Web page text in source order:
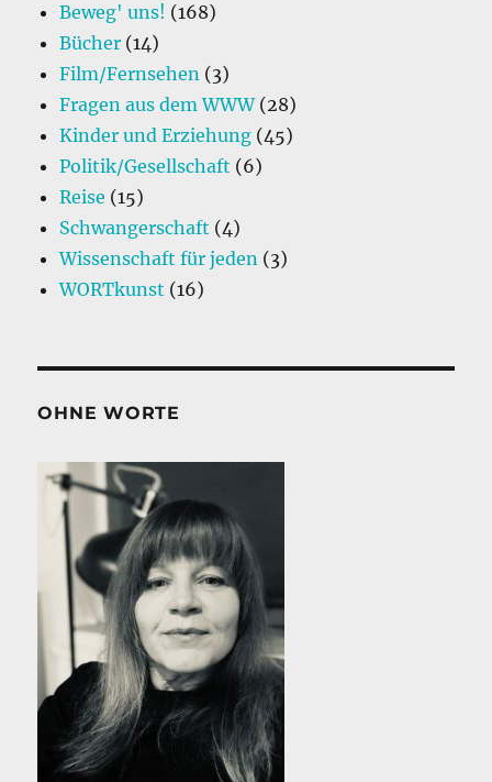
Beweg' uns! (168)
Bücher (14)
Film/Fernsehen (3)
Fragen aus dem WWW(28)
Kinder und Erziehung (45)
Politik/Gesellschaft (6)
Reise (15)
Schwangerschaft (4)
Wissenschaft für jeden (3)
WORTkunst (16)
OHNE WORTE